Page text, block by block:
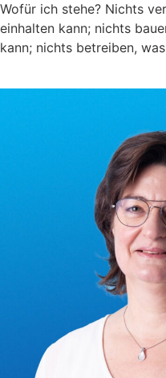
Wofür ich stehe? Nichts
einhalten kann; nichts
kann; nichts betreiben,